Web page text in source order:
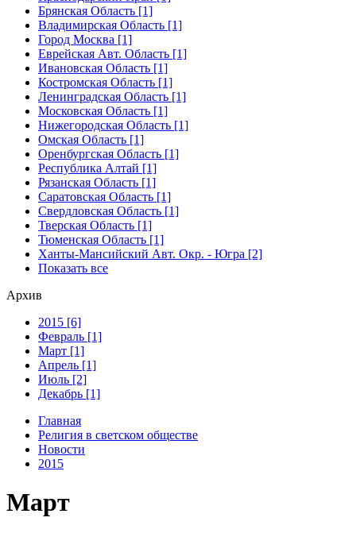
Брянская Область [1]
Владимирская Область [1]
Город Москва [1]
Еврейская Авт. Область [1]
Ивановская Область [1]
Костромская Область [1]
Ленинградская Область [1]
Московская Область [1]
Нижегородская Область [1]
Омская Область [1]
Оренбургская Область [1]
Республика Алтай [1]
Рязанская Область [1]
Саратовская Область [1]
Свердловская Область [1]
Тверская Область [1]
Тюменская Область [1]
Ханты-Мансийский Авт. Окр. - Югра [2]
Показать все
Архив
2015 [6]
Февраль [1]
Март [1]
Апрель [1]
Июль [2]
Декабрь [1]
Главная
Религия в светском обществе
Новости
2015
Март